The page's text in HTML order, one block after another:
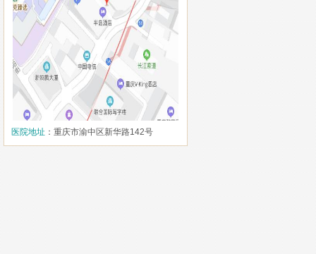
医院地址 ：重庆市渝中区新华路142号